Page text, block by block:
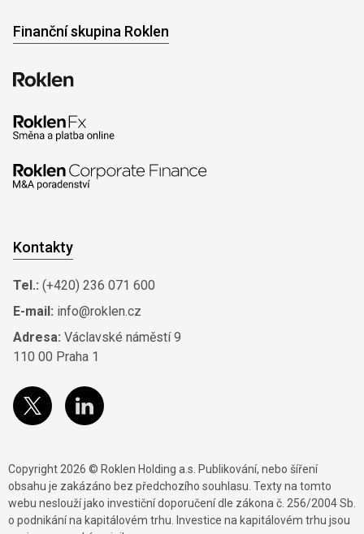
Finanční skupina Roklen
Kontakty
Tel.: (+420) 236 071 600
E-mail: info@roklen.cz
Adresa: Václavské náměstí 9
110 00 Praha 1
Copyright 2026 © Roklen Holding a.s. Publikování, nebo šíření
obsahu je zakázáno bez předchozího souhlasu. Texty na tomto
webu neslouží jako investiční doporučení dle zákona č. 256/2004 Sb.
o podnikání na kapitálovém trhu. Investice na kapitálovém trhu jsou